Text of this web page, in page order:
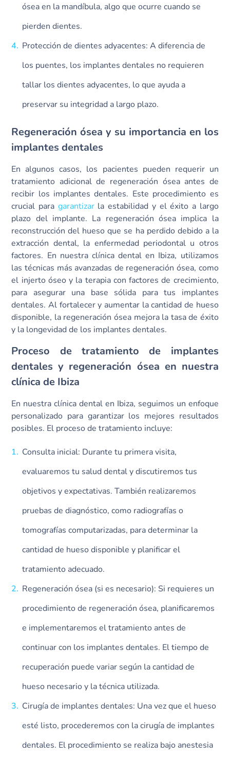
ósea en la mandíbula, algo que ocurre cuando se
pierden dientes.
Protección de dientes adyacentes: A diferencia de
los puentes, los implantes dentales no requieren
tallar los dientes adyacentes, lo que ayuda a
preservar su integridad a largo plazo.
Regeneración ósea y su importancia en los
implantes dentales
En algunos casos, los pacientes pueden requerir un
tratamiento adicional de regeneración ósea antes de
recibir los implantes dentales. Este procedimiento es
crucial para garantizarla estabilidad y el éxito a largo
plazo del implante. La regeneración ósea implica la
reconstrucción del hueso que se ha perdido debido a la
extracción dental, la enfermedad periodontal u otros
factores. En nuestra clínica dental en Ibiza, utilizamos
las técnicas más avanzadas de regeneración ósea, como
el injerto óseo y la terapia con factores de crecimiento,
para asegurar una base sólida para tus implantes
dentales. Al fortalecer y aumentar la cantidad de hueso
disponible, la regeneración ósea mejora la tasa de éxito
y la longevidad de los implantes dentales.
Proceso de tratamiento de implantes
dentales y regeneración ósea en nuestra
clínica de Ibiza
En nuestra clínica dental en Ibiza, seguimos un enfoque
personalizado para garantizar los mejores resultados
posibles. El proceso de tratamiento incluye:
Consulta inicial: Durante tu primera visita,
evaluaremos tu salud dental y discutiremos tus
objetivos y expectativas. También realizaremos
pruebas de diagnóstico, como radiografías o
tomografías computarizadas, para determinar la
cantidad de hueso disponible y planificar el
tratamiento adecuado.
Regeneración ósea (si es necesario): Si requieres un
procedimiento de regeneración ósea, planificaremos
e implementaremos el tratamiento antes de
continuar con los implantes dentales. El tiempo de
recuperación puede variar según la cantidad de
hueso necesario y la técnica utilizada.
Cirugía de implantes dentales: Una vez que el hueso
esté listo, procederemos con la cirugía de implantes
dentales. El procedimiento se realiza bajo anestesia